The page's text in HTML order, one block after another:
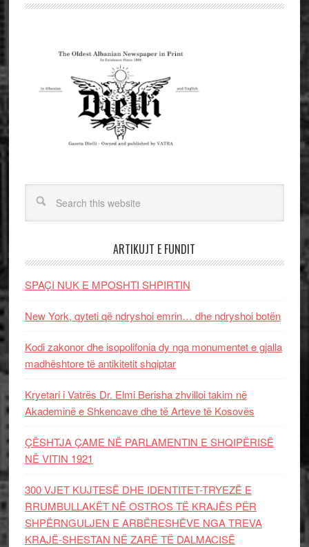
ARTIKUJT E FUNDIT
SPAÇI NUK E MPOSHTI SHPIRTIN
New York, qyteti që ndryshoi emrin… dhe ndryshoi botën
Kodi zakonor dhe isopolifonia dy nga monumentet e gjalla
madhështore të antikitetit shqiptar
Kryetari i Vatrës Dr. Elmi Berisha zhvilloi takim në
Akademinë e Shkencave dhe të Arteve të Kosovës
ÇËSHTJA ÇAME NË PARLAMENTIN E SHQIPËRISË
NË VITIN 1921
300 VJET KUJTESË DHE IDENTITET-TRYEZË E
RRUMBULLAKËT NË OSTROS TË KRAJËS PËR
SHPËRNGULJEN E ARBËRESHËVE NGA TREVA
KRAJË-SHESTAN NË ZARË TË DALMACISË